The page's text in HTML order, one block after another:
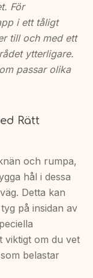
För
i ett tåligt
till och med ett
ytterligare.
passar olika
Rätt
och rumpa,
hål i dessa
Detta kan
på insidan av
viktigt om du vet
belastar